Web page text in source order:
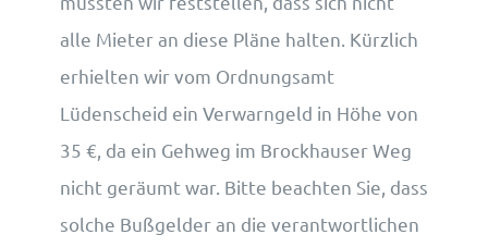
alle Mieter an diese Pläne halten. Kürzlich
erhielten wir vom Ordnungsamt
Lüdenscheid ein Verwarngeld in Höhe von
35 €, da ein Gehweg im Brockhauser Weg
nicht geräumt war. Bitte beachten Sie, dass
solche Bußgelder an die verantwortlichen